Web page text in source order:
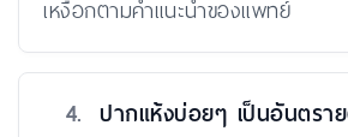
เหงือกตามคำแนะนำของแพทย์
4. ปากแห้งบ่อยๆ เป็นอันตรา